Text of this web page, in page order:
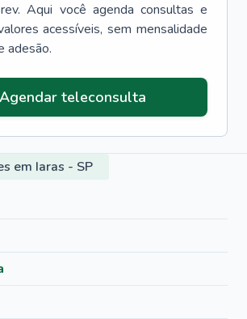
Aqui você agenda consultas e
acessíveis, sem mensalidade
adesão.
teleconsulta
em Iaras - SP